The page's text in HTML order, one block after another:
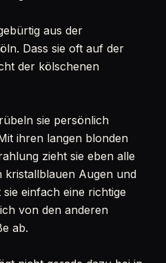
aus der
Dass sie oft auf der
der kölschenen
sie persönlich
ihren langen blonden
zieht sie eben alle
kristallblauen Augen und
einfach eine richtige
von den anderen
ab.